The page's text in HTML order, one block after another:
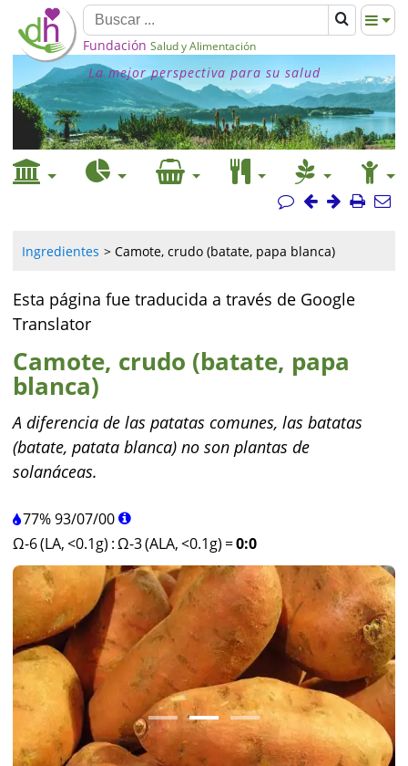
Fundación Salud y Alimentación
La mejor perspectiva para su salud
Ingredientes Camote, crudo (batate, papa blanca)
Esta página fue traducida a través de Google
Translator
Camote, crudo (batate, papa
blanca)
A diferencia de las patatas comunes, las batatas
(batate, patata blanca) no son plantas de
solanáceas.
77%93/07/00
Ω-6 (LA, <0.1g) :Ω-3 (ALA, <0.1g) =0:0